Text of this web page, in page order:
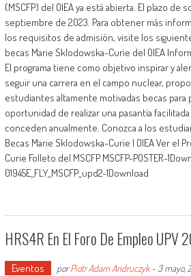
(MSCFP) del OIEA ya está abierta. El plazo de
septiembre de 2023. Para obtener más
los requisitos de admisión, visite los
becas Marie Sklodowska-Curie del OIEA
El programa tiene como objetivo inspirar y
seguir una carrera en el campo nuclear,
estudiantes altamente motivadas becas para
oportunidad de realizar una pasantía facilitada
conceden anualmente. Conozca a los
Becas Marie Sklodowska-Curie | OIEA Ver el
Curie Folleto del MSCFP MSCFP-POSTER-
01945E_FLY_MSCFP_upd2-1Download
HRS4R En El Foro De Empleo UPV
Eventos porPiotr Adam Andruczyk- 3 mayo,